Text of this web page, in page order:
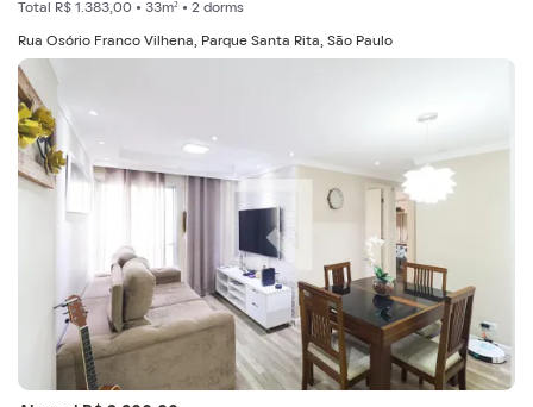
Total R$ 1.383,00 • 33m² • 2 dorms
Rua Osório Franco Vilhena, Parque Santa Rita, São Paulo